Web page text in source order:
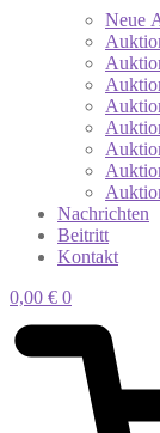
Neue
Nachrichten
Beitritt
Kontakt
0,00 € 0